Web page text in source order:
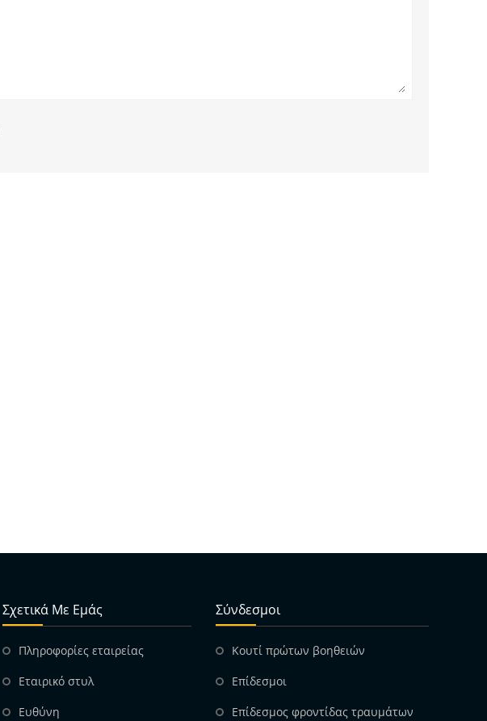
Σχετικά Με Εμάς
Πληροφορίες εταιρείας
Εταιρικό στυλ
Ευθύνη
Σύνδεσμοι
Κουτί πρώτων βοηθειών
Επίδεσμοι
Επίδεσμος φροντίδας τραυμάτων